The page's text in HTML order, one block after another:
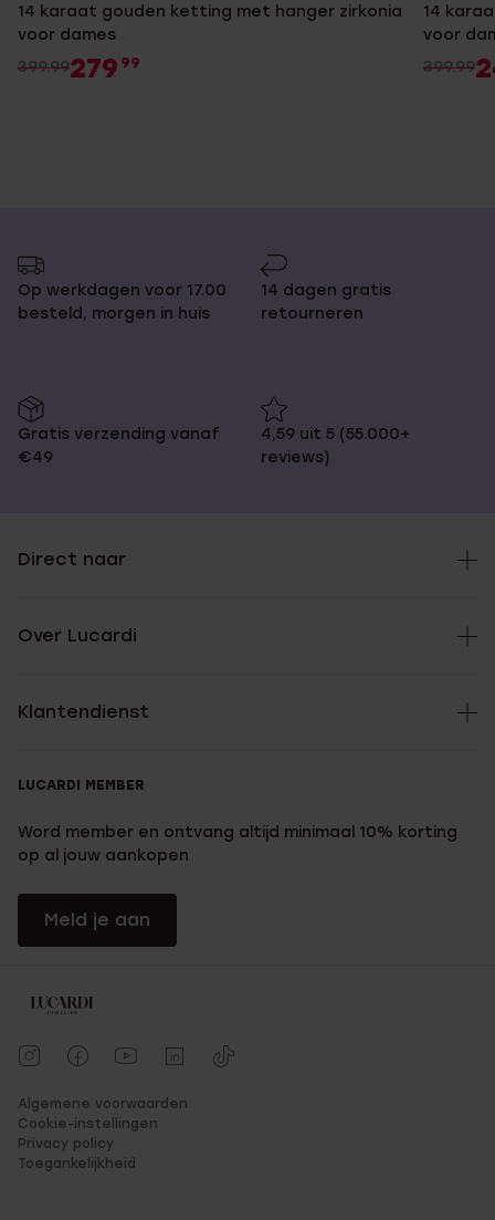
14 karaat gouden ketting met hanger zirkonia
voor dames
399.99279 99
14
voor
399.99
Op werkdagen voor 17.00
besteld, morgen in huis
14 dagen gratis
retourneren
Gratis verzending vanaf
€49
4,59 uit 5 (55.000+
reviews)
Direct naar
Over Lucardi
Klantendienst
LUCARDI MEMBER
Word member en ontvang altijd minimaal 10% korting
op al jouw aankopen
Meld je aan
Algemene voorwaarden
Cookie-instellingen
Privacy policy
Toegankelijkheid